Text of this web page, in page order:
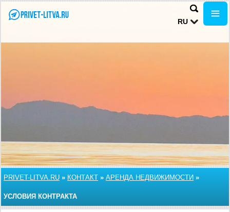
RU
PRIVET-LITVA.RU » КОНТАКТ » АРЕНДА НЕДВИЖИМОСТИ »
УСЛОВИЯ КОНТРАКТА